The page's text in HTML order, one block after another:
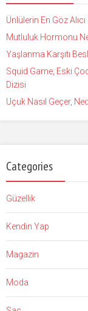
Ünlülerin En Göz
Mutluluk Hormonu
Yaşlanma Karşıtı
Squid Game, Eski
Dizisi
Uçuk Nasıl Geçer,
Categories
Güzellik
Kendin Yap
Magazin
Moda